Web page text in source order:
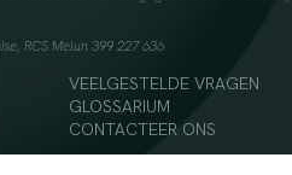
RCS Melun 399 227 636
VEELGESTELDE VRAGEN
GLOSSARIUM
CONTACTEER ONS